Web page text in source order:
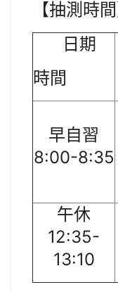
【抽測時間
日期
時間
早自習
8:00-8:35
午休
12:35-
13:10